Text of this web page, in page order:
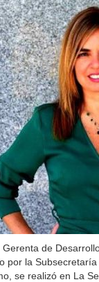
de
por la
se realizó en La